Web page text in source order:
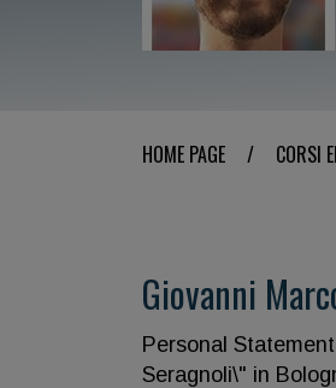
HOME PAGE / CORSI
Giovanni
Personal
Seragnoli\" in